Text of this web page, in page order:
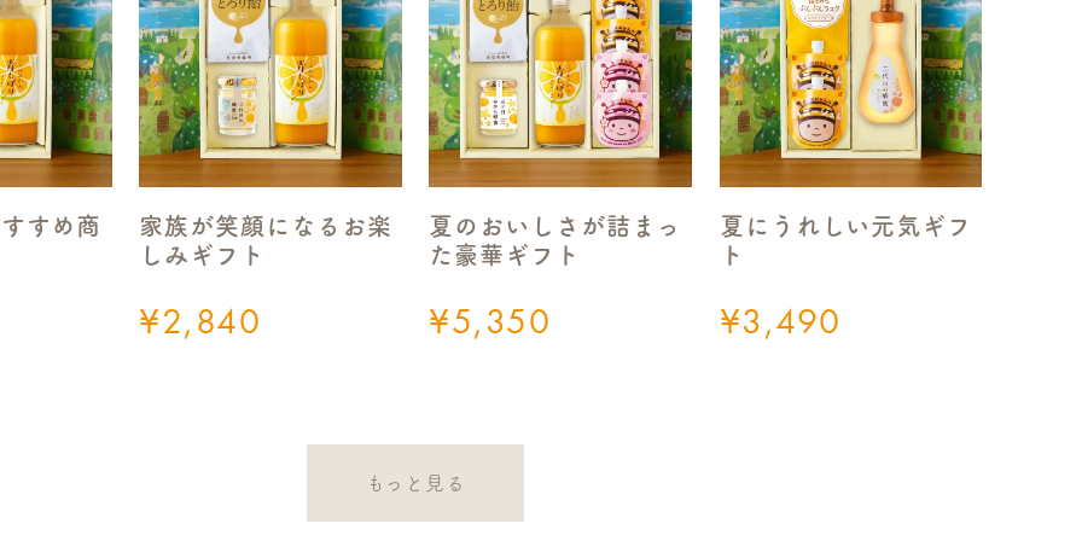
すめ商
家族が笑顔になるお楽
しみギフト
¥2,840
夏のおいしさが詰まっ
た豪華ギフト
¥5,350
夏にうれしい元気ギフ
ト
¥3,490
もっと見る